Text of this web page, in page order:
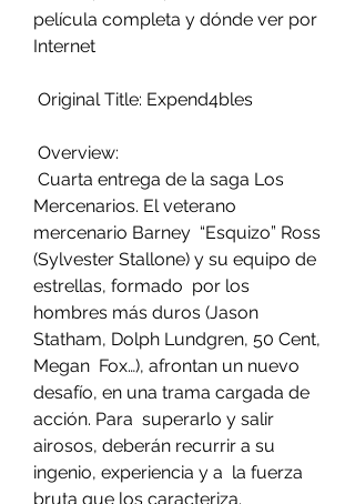
película completa y dónde ver por
Internet
Original Title: Expend4bles
Overview:
Mercenarios. El veterano
mercenario Barney  “Esquizo” Ross
(Sylvester Stallone) y su equipo de
estrellas, formado  por los
hombres más duros (Jason
Statham, Dolph Lundgren, 50 Cent,
Megan  Fox…), afrontan un nuevo
desafío, en una trama cargada de
acción. Para  superarlo y salir
airosos, deberán recurrir a su
ingenio, experiencia y a  la fuerza
bruta que los caracteriza.